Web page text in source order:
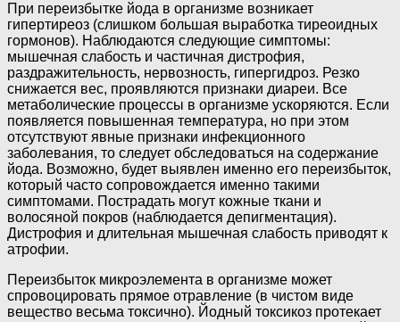
При переизбытке йода в организме возникает
гипертиреоз (слишком большая выработка тиреоидных
гормонов). Наблюдаются следующие симптомы:
мышечная слабость и частичная дистрофия,
раздражительность, нервозность, гипергидроз. Резко
снижается вес, проявляются признаки диареи. Все
метаболические процессы в организме ускоряются. Если
появляется повышенная температура, но при этом
отсутствуют явные признаки инфекционного
заболевания, то следует обследоваться на содержание
йода. Возможно, будет выявлен именно его переизбыток,
который часто сопровождается именно такими
симптомами. Пострадать могут кожные ткани и
волосяной покров (наблюдается депигментация).
Дистрофия и длительная мышечная слабость приводят к
атрофии.
Переизбыток микроэлемента в организме может
спровоцировать прямое отравление (в чистом виде
вещество весьма токсично). Йодный токсикоз протекает